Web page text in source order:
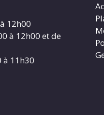
12h00
à 12h00 et de
à 11h30